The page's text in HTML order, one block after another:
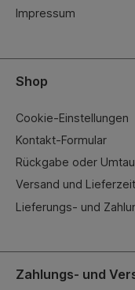
Impressum
Shop
Cookie-Einstellungen
Kontakt-Formular
Rückgabe oder
Versand und
Lieferungs- und
Zahlungs- und